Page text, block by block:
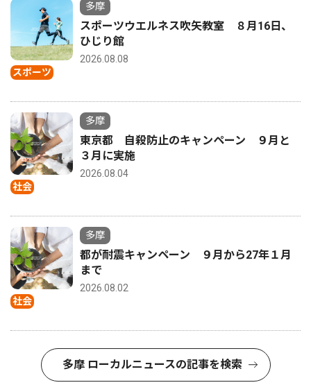
スポーツ
多摩
スポーツウエルネス吹矢教室 ８月16日、
ひじり館
2026.08.08
社会
多摩
東京都 自殺防止のキャンペーン ９月と
３月に実施
2026.08.04
社会
多摩
都が耐震キャンペーン ９月から27年１月
まで
2026.08.02
多摩 ローカルニュースの記事を検索